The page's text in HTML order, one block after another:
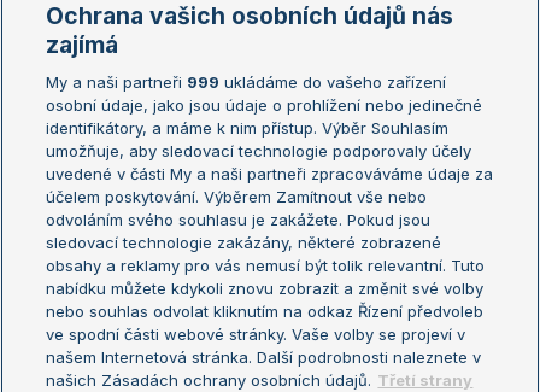
Žebříčky
Žebříček ATP (muži)
Žebříček WTA (ženy)
Sázkařský žebříček
Australian Open
French Open
Wimbledon
US Open
Turnaj mistrů
Turnaj mistryň
Aktualní trendy
Fotbalové přestupy
Livesport Daily
Ochrana vašich osobních údajů nás
zajímá
My a naši partneři 999 ukládáme do vašeho zařízení
osobní údaje, jako jsou údaje o prohlížení nebo jedinečné
identifikátory, a máme k nim přístup. Výběr Souhlasím
umožňuje, aby sledovací technologie podporovaly účely
uvedené v části My a naši partneři zpracováváme údaje za
účelem poskytování. Výběrem Zamítnout vše nebo
odvoláním svého souhlasu je zakážete. Pokud jsou
sledovací technologie zakázány, některé zobrazené
obsahy a reklamy pro vás nemusí být tolik relevantní. Tuto
nabídku můžete kdykoli znovu zobrazit a změnit své volby
nebo souhlas odvolat kliknutím na odkaz Řízení předvoleb
ve spodní části webové stránky. Vaše volby se projeví v
našem Internetová stránka. Další podrobnosti naleznete v
našich Zásadách ochrany osobních údajů. Třetí strany